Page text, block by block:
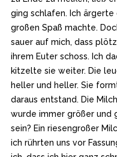
ging schlafen. Ich
großen Spaß machte.
sauer auf mich, dass
ihrem Euter schoss. Ich
kitzelte sie weiter. Die
heller und heller. Sie
daraus entstand. Die
wurde immer größer und
sein? Ein riesengroßer
ich rührten uns vor